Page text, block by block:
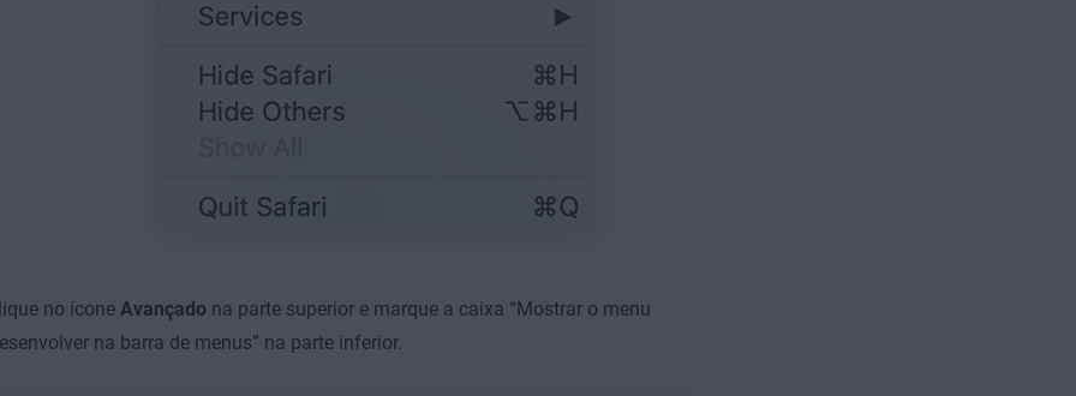
no ícone Avançadona parte superior e marque a caixa “Mostrar o menu
na barra de menus” na parte inferior.